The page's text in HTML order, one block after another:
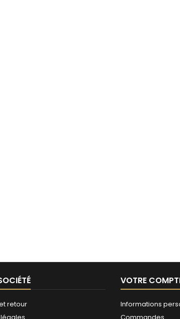
retour
VOTRE
Informations